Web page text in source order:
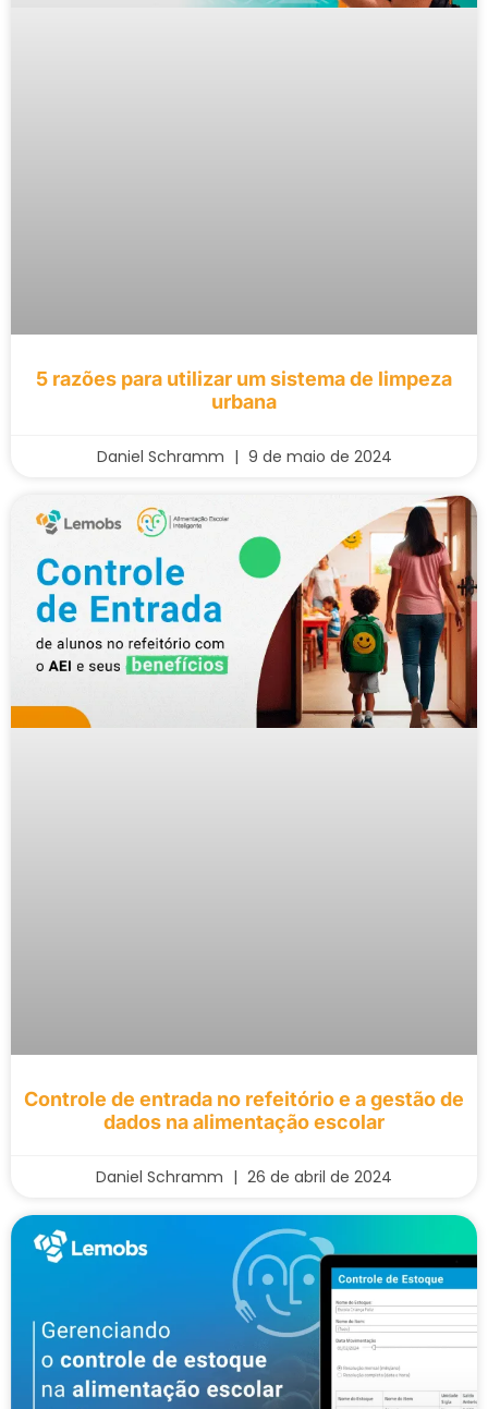
5 razões para utilizar um sistema de limpeza
urbana
Daniel Schramm 9 de maio de 2024
Controle de entrada no refeitório e a gestão de
dados na alimentação escolar
Daniel Schramm 26 de abril de 2024